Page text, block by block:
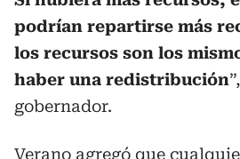
podrían repartirse más
los recursos son los
haber una redistribución
gobernador.
Verano agregó que